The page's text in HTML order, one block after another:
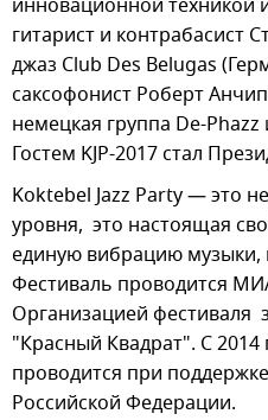
инновационной техникой
гитарист и контрабасист
джаз Club Des Belugas
саксофонист Роберт
немецкая группа De-Phazz
Гостем KJP-2017 стал
Koktebel Jazz Party — это
уровня, это настоящая
единую вибрацию музыки,
Фестиваль проводится
Организацией фестиваля
"Красный Квадрат". С 2014
проводится при
Российской Федерации.